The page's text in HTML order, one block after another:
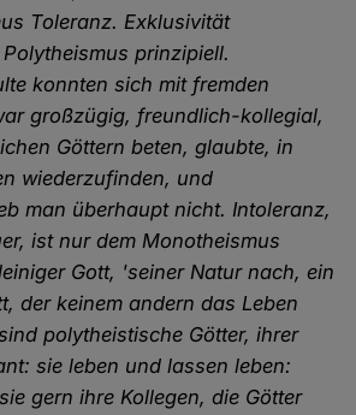
Toleranz. Exklusivität
prinzipiell.
konnten sich mit fremden
großzügig, freundlich-kollegial,
Göttern beten, glaubte, in
wiederzufinden, und
man überhaupt nicht. Intoleranz,
ist nur dem Monotheismus
Gott, 'seiner Natur nach, ein
der keinem andern das Leben
polytheistische Götter, ihrer
sie leben und lassen leben:
gern ihre Kollegen, die Götter